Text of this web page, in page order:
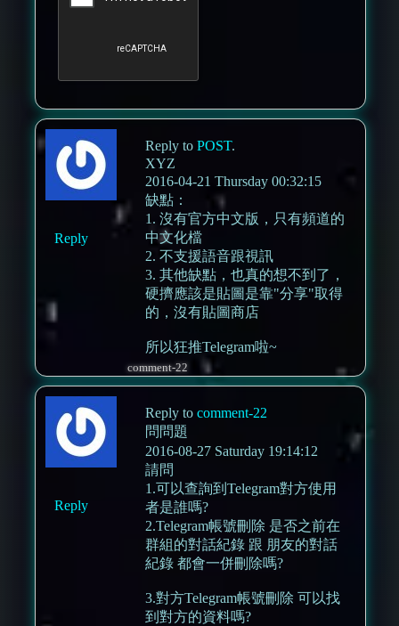
Reply
Reply toPOST.
XYZ
2016-04-21 Thursday 00:32:15
缺點：
1. 沒有官方中文版，只有頻道的
中文化檔
2. 不支援語音跟視訊
3. 其他缺點，也真的想不到了，
硬擠應該是貼圖是靠"分享"取得
的，沒有貼圖商店
所以狂推Telegram啦~
comment-22
Reply
Reply tocomment-22
問問題
2016-08-27 Saturday 19:14:12
請問
1.可以查詢到Telegram對方使用
者是誰嗎?
2.Telegram帳號刪除 是否之前在
群組的對話紀錄 跟 朋友的對話
紀錄 都會一併刪除嗎?
3.對方Telegram帳號刪除 可以找
到對方的資料嗎?